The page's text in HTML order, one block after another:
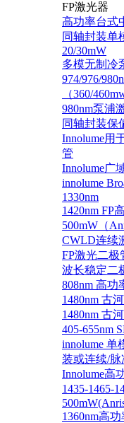
FP激光器
高功率台式
同轴封装单
20/30mW
多模无制冷
974/976/
（360/
980nm泵浦
同轴封装保
Innolume用
管
Innolume广
innolume
1330nm
1420nm FP
500mW（
CWLD连续
FP激光二极
波长稳定二
808nm 高功
1480nm 古
1480nm 古
405-655nm
innolume 单
装或连续/
Innolume高
1435-1465-
1360nm高